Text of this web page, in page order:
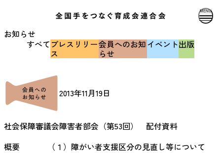
MENU
お知らせ
すべて プレスリリー
ス
会員へのお知
らせ
イベント出版
2013年11月19日
社会保障審議会障害者部会（第53回） 配付資料
概要
（１）障がい者支援区分の見直し等について